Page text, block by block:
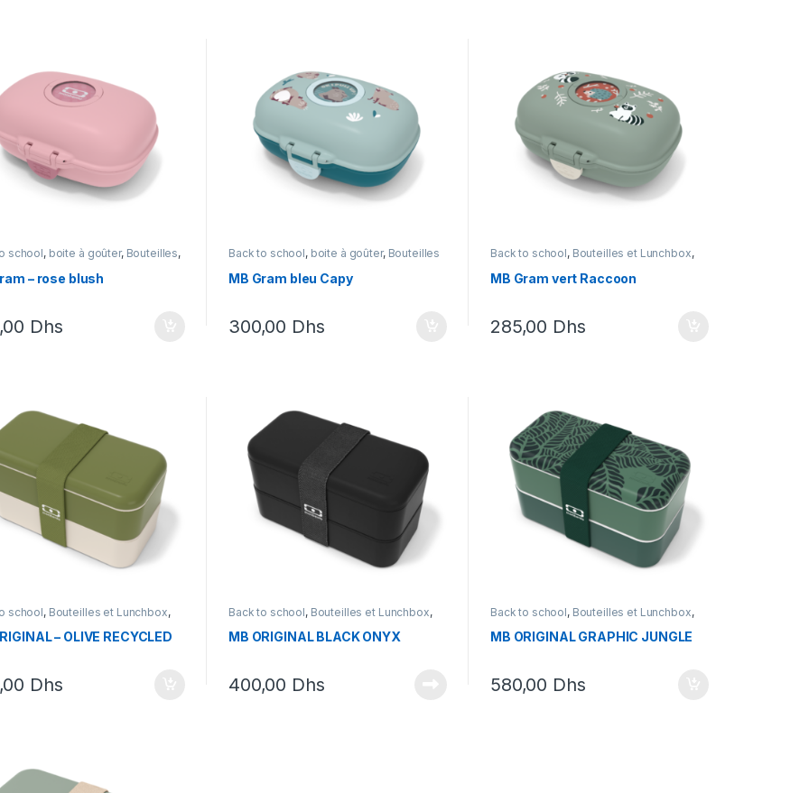
school, boite à goûter, Bouteilles,
,Monbento
– rose blush
Dhs
Back to school, boite à goûter, Bouteilles
Lunch box,
MB Gram bleu Capy
300,00 Dhs
Back to school, Bouteilles et Lunchbox,
Monbento
MB Gram vert Raccoon
285,00 Dhs
school, Bouteilles et Lunchbox,
Monbento
– OLIVE RECYCLED
Dhs
Back to school, Bouteilles et Lunchbox,
Monbento
MB ORIGINAL BLACK ONYX
400,00 Dhs
Back to school, Bouteilles et Lunchbox,
Monbento
MB ORIGINAL GRAPHIC JUNGLE
580,00 Dhs